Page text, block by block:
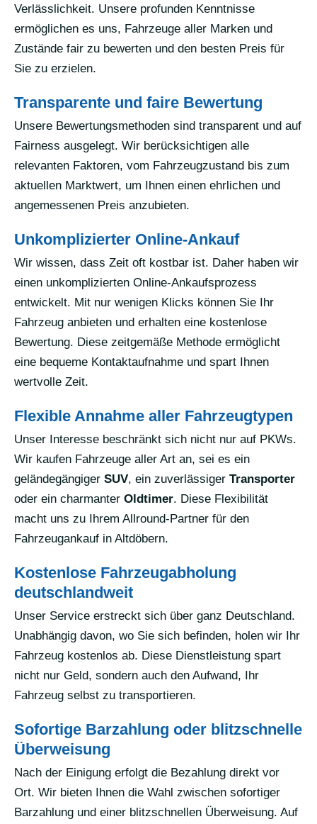
Verlässlichkeit. Unsere profunden Kenntnisse
ermöglichen es uns, Fahrzeuge aller Marken und
Zustände fair zu bewerten und den besten Preis für
Sie zu erzielen.
Transparente und faire Bewertung
Unsere Bewertungsmethoden sind transparent und auf
Fairness ausgelegt. Wir berücksichtigen alle
relevanten Faktoren, vom Fahrzeugzustand bis zum
aktuellen Marktwert, um Ihnen einen ehrlichen und
angemessenen Preis anzubieten.
Unkomplizierter Online-Ankauf
Wir wissen, dass Zeit oft kostbar ist. Daher haben wir
einen unkomplizierten Online-Ankaufsprozess
entwickelt. Mit nur wenigen Klicks können Sie Ihr
Fahrzeug anbieten und erhalten eine kostenlose
Bewertung. Diese zeitgemäße Methode ermöglicht
eine bequeme Kontaktaufnahme und spart Ihnen
wertvolle Zeit.
Flexible Annahme aller Fahrzeugtypen
Unser Interesse beschränkt sich nicht nur auf PKWs.
Wir kaufen Fahrzeuge aller Art an, sei es ein
geländegängiger SUV, ein zuverlässiger Transporter
oder ein charmanter Oldtimer. Diese Flexibilität
macht uns zu Ihrem Allround-Partner für den
Fahrzeugankauf in Altdöbern.
Kostenlose Fahrzeugabholung
deutschlandweit
Unser Service erstreckt sich über ganz Deutschland.
Unabhängig davon, wo Sie sich befinden, holen wir Ihr
Fahrzeug kostenlos ab. Diese Dienstleistung spart
nicht nur Geld, sondern auch den Aufwand, Ihr
Fahrzeug selbst zu transportieren.
Sofortige Barzahlung oder blitzschnelle
Überweisung
Nach der Einigung erfolgt die Bezahlung direkt vor
Ort. Wir bieten Ihnen die Wahl zwischen sofortiger
Barzahlung und einer blitzschnellen Überweisung. Auf